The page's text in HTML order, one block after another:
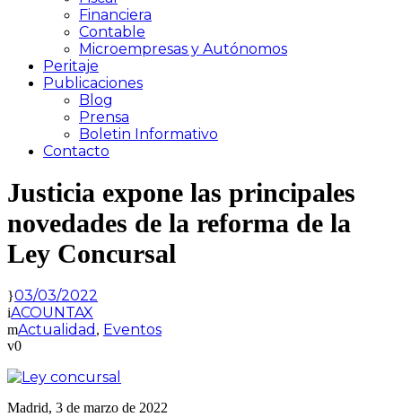
Financiera
Contable
Microempresas y Autónomos
Peritaje
Publicaciones
Blog
Prensa
Boletin Informativo
Contacto
Justicia expone las principales
novedades de la reforma de la
Ley Concursal
03/03/2022
ACOUNTAX
Actualidad , Eventos
0
Madrid, 3 de marzo de 2022